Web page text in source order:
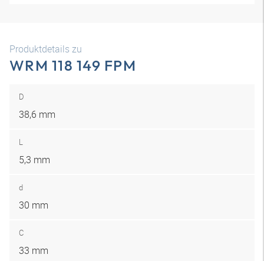
Produktdetails zu
WRM 118 149 FPM
D
38,6 mm
L
5,3 mm
d
30 mm
C
33 mm